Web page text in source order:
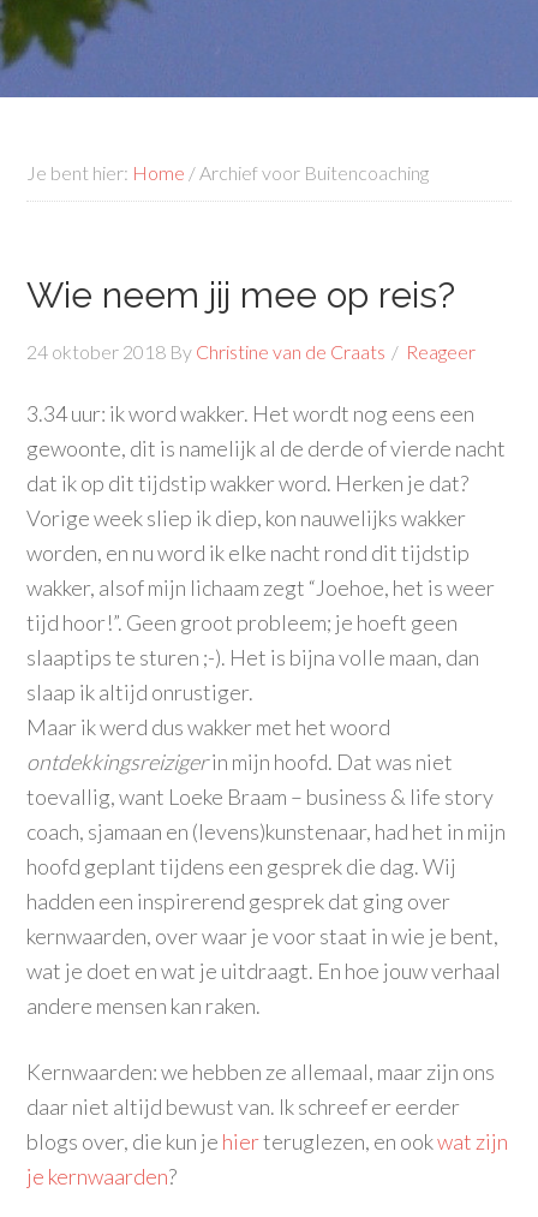
Je bent hier: Home /Archief voor Buitencoaching
Wie neem jij mee op reis?
24 oktober 2018 By Christine van de Craats Reageer
3.34 uur: ik word wakker. Het wordt nog eens een
gewoonte, dit is namelijk al de derde of vierde nacht
dat ik op dit tijdstip wakker word. Herken je dat?
Vorige week sliep ik diep, kon nauwelijks wakker
worden, en nu word ik elke nacht rond dit tijdstip
wakker, alsof mijn lichaam zegt “Joehoe, het is weer
tijd hoor!”. Geen groot probleem; je hoeft geen
slaaptips te sturen ;-). Het is bijna volle maan, dan
slaap ik altijd onrustiger.
Maar ik werd dus wakker met het woord
ontdekkingsreizigerin mijn hoofd. Dat was niet
toevallig, want Loeke Braam – business & life story
coach, sjamaan en (levens)kunstenaar, had het in mijn
hoofd geplant tijdens een gesprek die dag. Wij
hadden een inspirerend gesprek dat ging over
kernwaarden, over waar je voor staat in wie je bent,
wat je doet en wat je uitdraagt. En hoe jouw verhaal
andere mensen kan raken.
Kernwaarden: we hebben ze allemaal, maar zijn ons
daar niet altijd bewust van. Ik schreef er eerder
blogs over, die kun je hierteruglezen, en ookwat zijn
je kernwaarden?